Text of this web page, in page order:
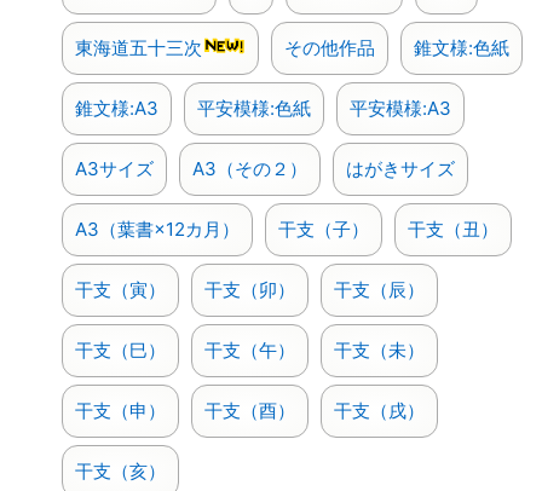
東海道五十三次 その他作品 錐文様:色紙
錐文様:A3 平安模様:色紙 平安模様:A3
A3サイズ A3（その２） はがきサイズ
A3（葉書×12カ月） 干支（子） 干支（丑）
干支（寅） 干支（卯） 干支（辰）
干支（巳） 干支（午） 干支（未）
干支（申） 干支（酉） 干支（戌）
干支（亥）